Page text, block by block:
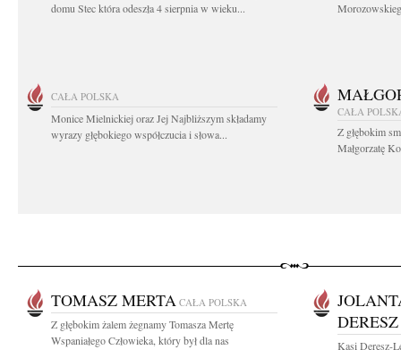
domu Stec która odeszła 4 sierpnia w wieku...
CAŁA POLSKA
Monice Mielnickiej oraz Jej Najbliższym składamy
wyrazy głębokiego współczucia i słowa...
CAŁA
Z głębokim
Małgorzatę
TOMASZ MERTA CAŁA POLSKA
Z głębokim żalem żegnamy Tomasza Mertę
Wspaniałego Człowieka, który był dla nas
DERESZ
Kasi Deresz-